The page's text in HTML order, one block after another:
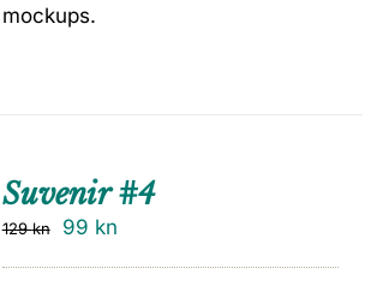
mockups.
Suvenir #4
129kn 99 kn